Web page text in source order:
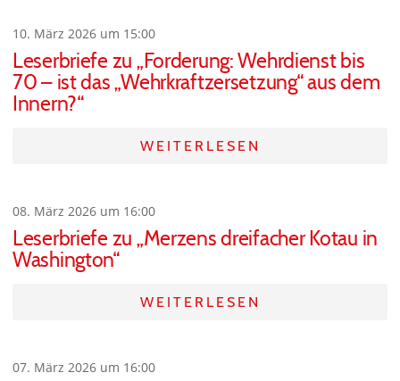
10. März 2026 um 15:00
Leserbriefe zu „Forderung: Wehrdienst bis
70 – ist das „Wehrkraftzersetzung“ aus dem
Innern?“
WEITERLESEN
08. März 2026 um 16:00
Leserbriefe zu „Merzens dreifacher Kotau in
Washington“
WEITERLESEN
07. März 2026 um 16:00